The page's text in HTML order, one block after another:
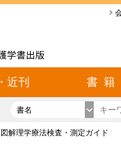
近刊 書 籍
書名
図解理学療法検査・測定ガイド